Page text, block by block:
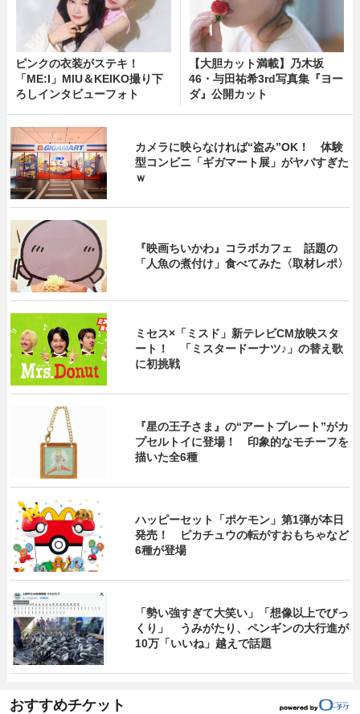
ピンクの衣装がステキ！
「ME:I」MIU＆KEIKO撮り下
ろしインタビューフォト
【大胆カット満載】乃木坂
46・与田祐希3rd写真集『ヨー
ダ』公開カット
カメラに映らなければ“盗み”OK！ 体験
型コンビニ「ギガマート展」がヤバすぎた
ｗ
『映画ちいかわ』コラボカフェ 話題の
「人魚の煮付け」食べてみた〈取材レポ〉
ミセス×「ミスド」新テレビCM放映スタ
ート！ 「ミスタードーナツ♪」の替え歌
に初挑戦
『星の王子さま』の“アートプレート”がカ
プセルトイに登場！ 印象的なモチーフを
描いた全6種
ハッピーセット「ポケモン」第1弾が本日
発売！ ピカチュウの転がすおもちゃなど
6種が登場
「勢い強すぎて大笑い」「想像以上でびっ
くり」 うみがたり、ペンギンの大行進が
10万「いいね」越えで話題
おすすめチケット